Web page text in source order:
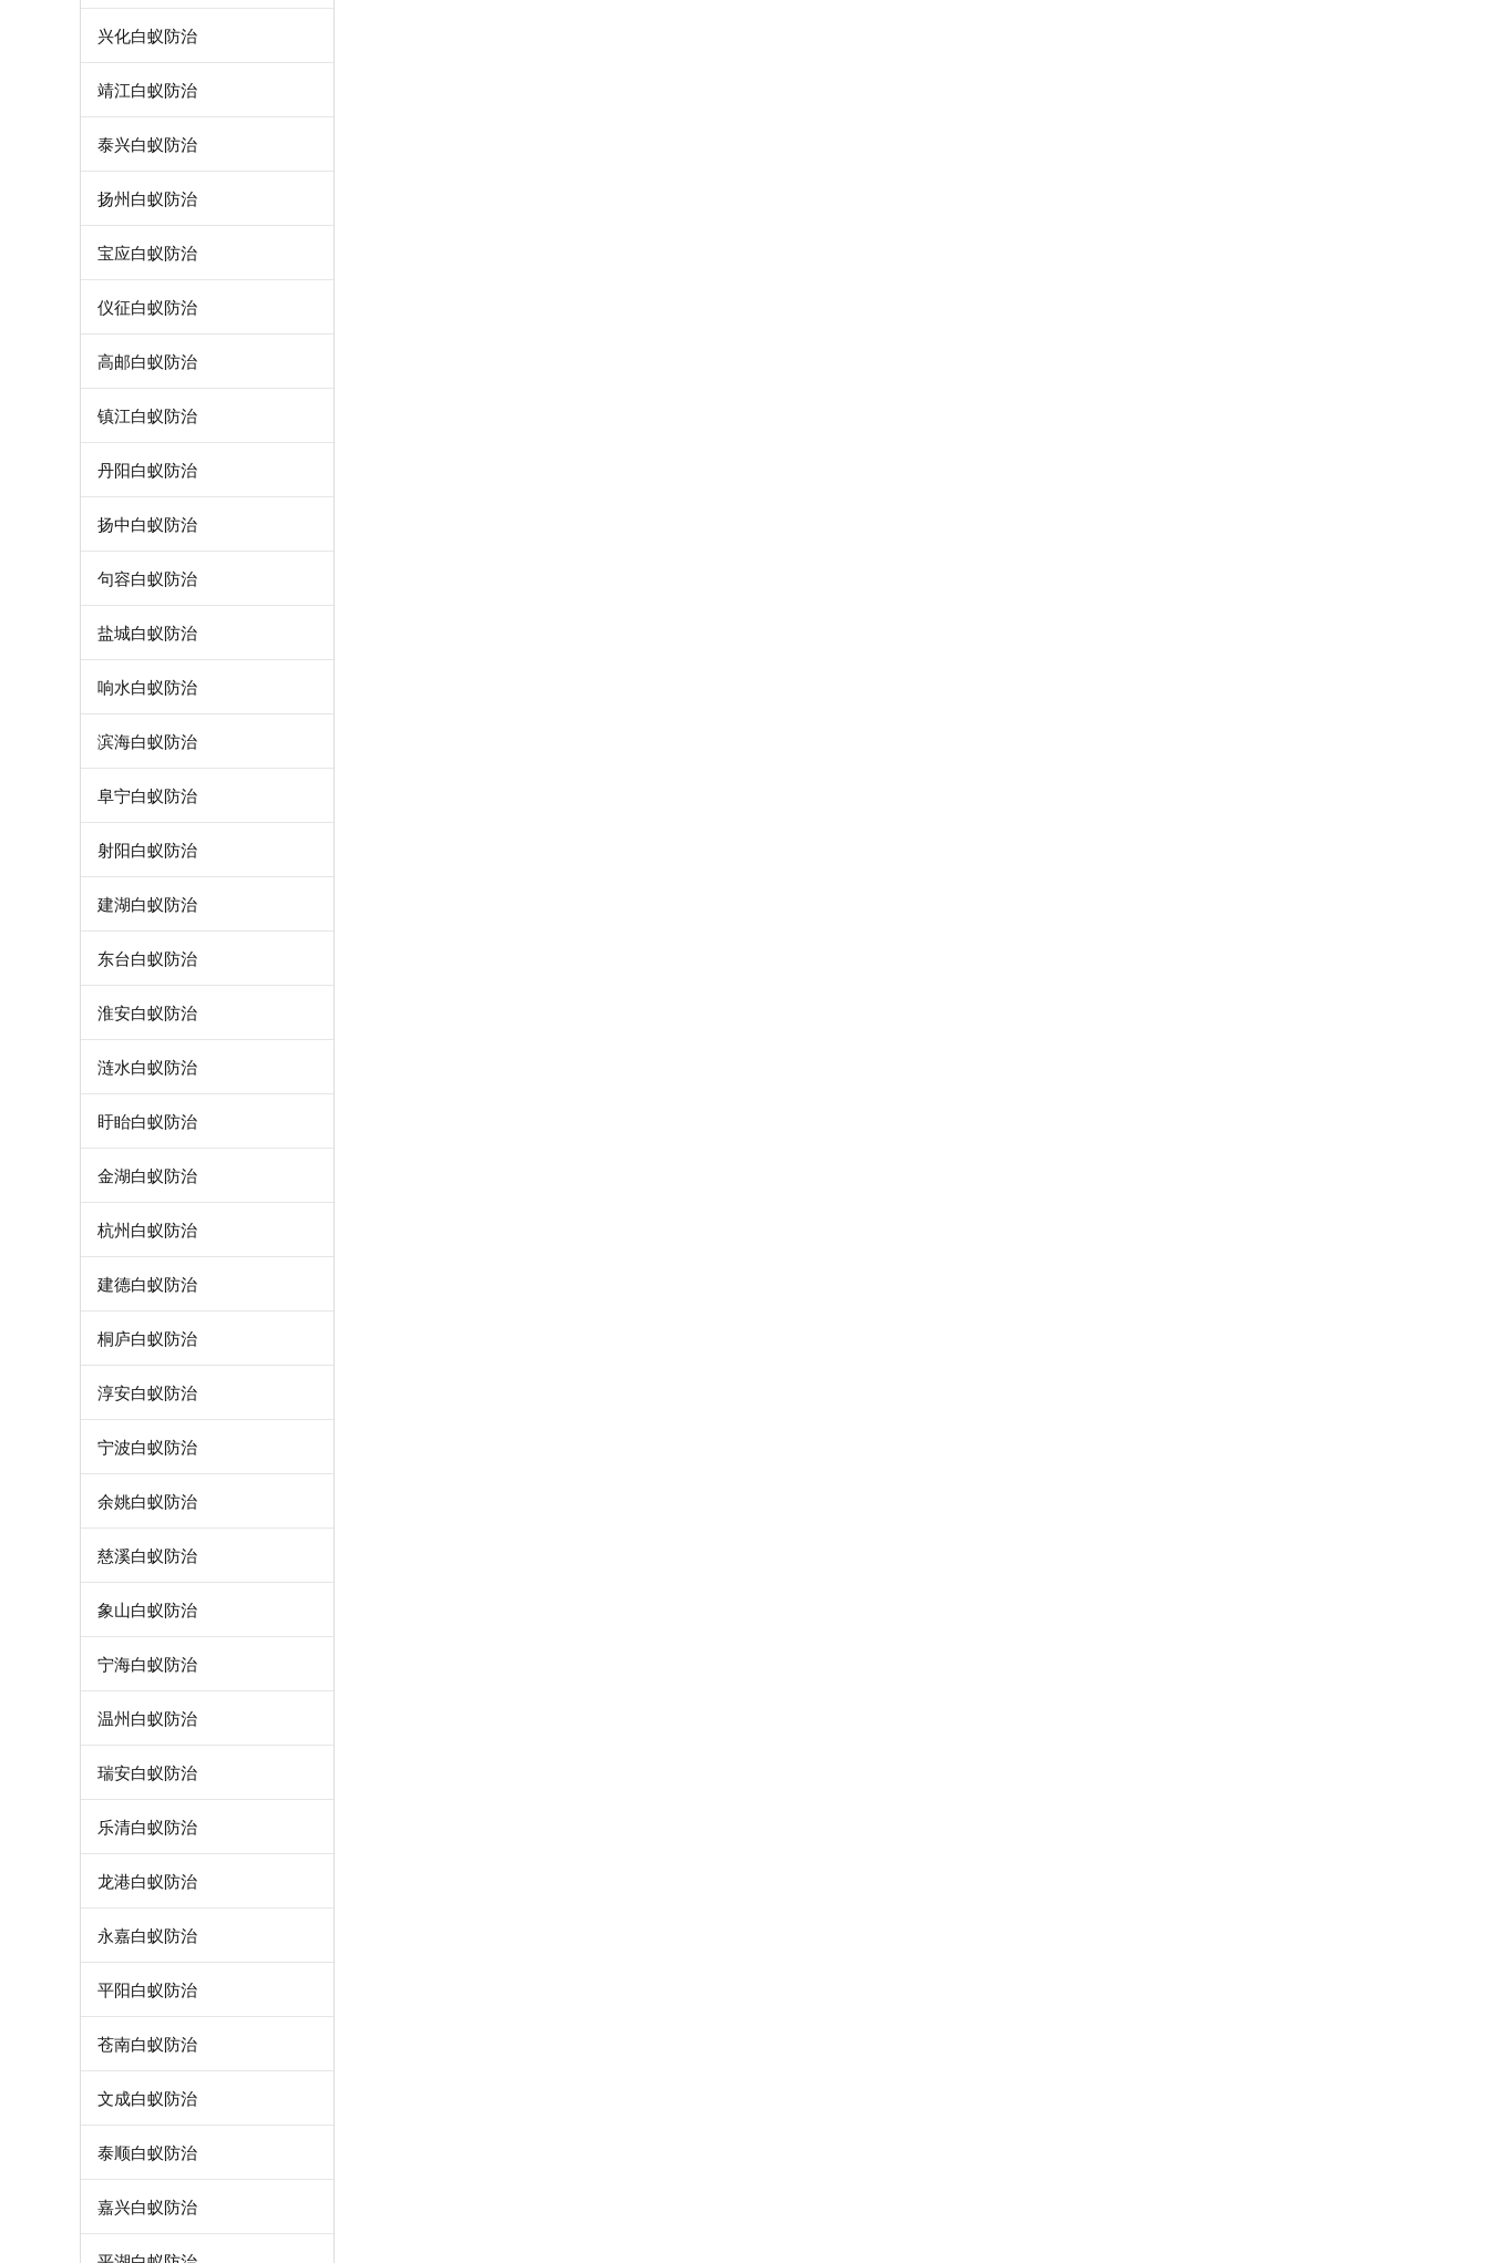
兴化白蚁防治
靖江白蚁防治
泰兴白蚁防治
扬州白蚁防治
宝应白蚁防治
仪征白蚁防治
高邮白蚁防治
镇江白蚁防治
丹阳白蚁防治
扬中白蚁防治
句容白蚁防治
盐城白蚁防治
响水白蚁防治
滨海白蚁防治
阜宁白蚁防治
射阳白蚁防治
建湖白蚁防治
东台白蚁防治
淮安白蚁防治
涟水白蚁防治
盱眙白蚁防治
金湖白蚁防治
杭州白蚁防治
建德白蚁防治
桐庐白蚁防治
淳安白蚁防治
宁波白蚁防治
余姚白蚁防治
慈溪白蚁防治
象山白蚁防治
宁海白蚁防治
温州白蚁防治
瑞安白蚁防治
乐清白蚁防治
龙港白蚁防治
永嘉白蚁防治
平阳白蚁防治
苍南白蚁防治
文成白蚁防治
泰顺白蚁防治
嘉兴白蚁防治